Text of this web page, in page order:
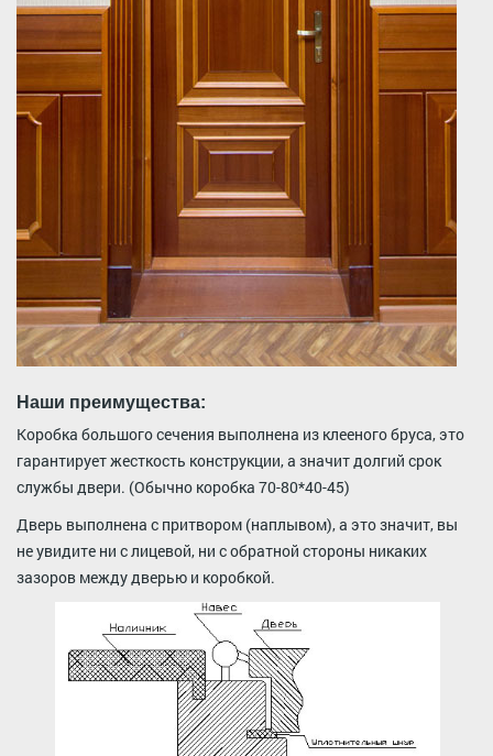
Наши преимущества:
Коробка большого сечения выполнена из клееного бруса, это
гарантирует жесткость конструкции, а значит долгий срок
службы двери. (Обычно коробка 70-80*40-45)
Дверь выполнена с притвором (наплывом), а это значит, вы
не увидите ни с лицевой, ни с обратной стороны никаких
зазоров между дверью и коробкой.